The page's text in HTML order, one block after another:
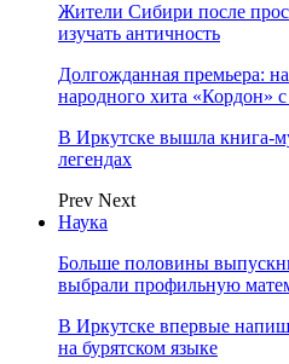
Жители Сибири после
изучать античность
Долгожданная премьера:
народного хита «Кордон»
В Иркутске вышла книга-
легендах
Prev Next
Наука
Больше половины
выбрали профильную
В Иркутске впервые
на бурятском языке